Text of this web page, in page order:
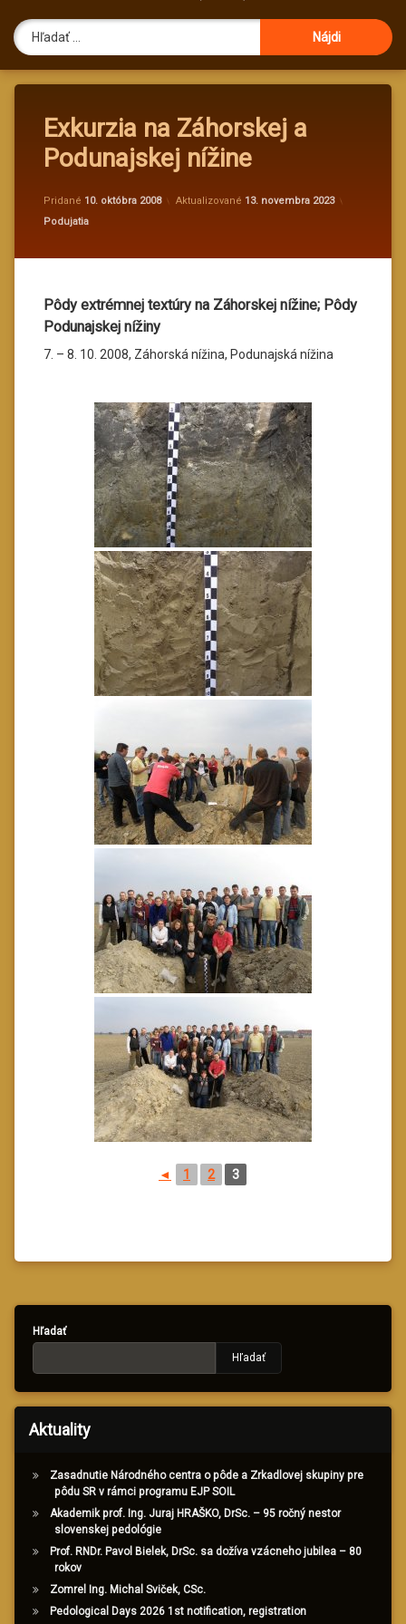
Exkurzia na Záhorskej a
Podunajskej nížine
Pridané 10. októbra 2008 Aktualizované 13. novembra 2023
Kategórie:
Podujatia
Pôdy extrémnej textúry na Záhorskej nížine; Pôdy
Podunajskej nížiny
7. – 8. 10. 2008, Záhorská nížina, Podunajská nížina
◄ 1 2 3
Hľadať
Hľadať
Aktuality
Zasadnutie Národného centra o pôde a Zrkadlovej skupiny pre
pôdu SR v rámci programu EJP SOIL
Akademik prof. Ing. Juraj HRAŠKO, DrSc. – 95 ročný nestor
slovenskej pedológie
Prof. RNDr. Pavol Bielek, DrSc. sa dožíva vzácneho jubilea – 80
rokov
Zomrel Ing. Michal Sviček, CSc.
Pedological Days 2026 1st notification, registration